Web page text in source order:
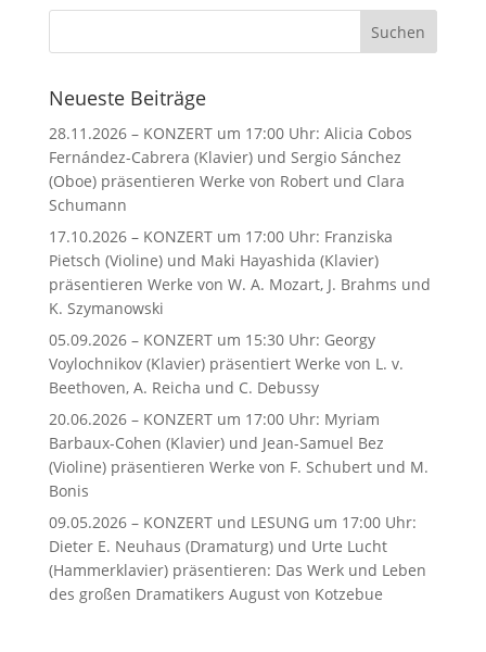
Neueste Beiträge
28.11.2026 – KONZERT um 17:00 Uhr: Alicia Cobos
Fernández-Cabrera (Klavier) und Sergio Sánchez
(Oboe) präsentieren Werke von Robert und Clara
Schumann
17.10.2026 – KONZERT um 17:00 Uhr: Franziska
Pietsch (Violine) und Maki Hayashida (Klavier)
präsentieren Werke von W. A. Mozart, J. Brahms und
K. Szymanowski
05.09.2026 – KONZERT um 15:30 Uhr: Georgy
Voylochnikov (Klavier) präsentiert Werke von L. v.
Beethoven, A. Reicha und C. Debussy
20.06.2026 – KONZERT um 17:00 Uhr: Myriam
Barbaux-Cohen (Klavier) und Jean-Samuel Bez
(Violine) präsentieren Werke von F. Schubert und M.
Bonis
09.05.2026 – KONZERT und LESUNG um 17:00 Uhr:
Dieter E. Neuhaus (Dramaturg) und Urte Lucht
(Hammerklavier) präsentieren: Das Werk und Leben
des großen Dramatikers August von Kotzebue